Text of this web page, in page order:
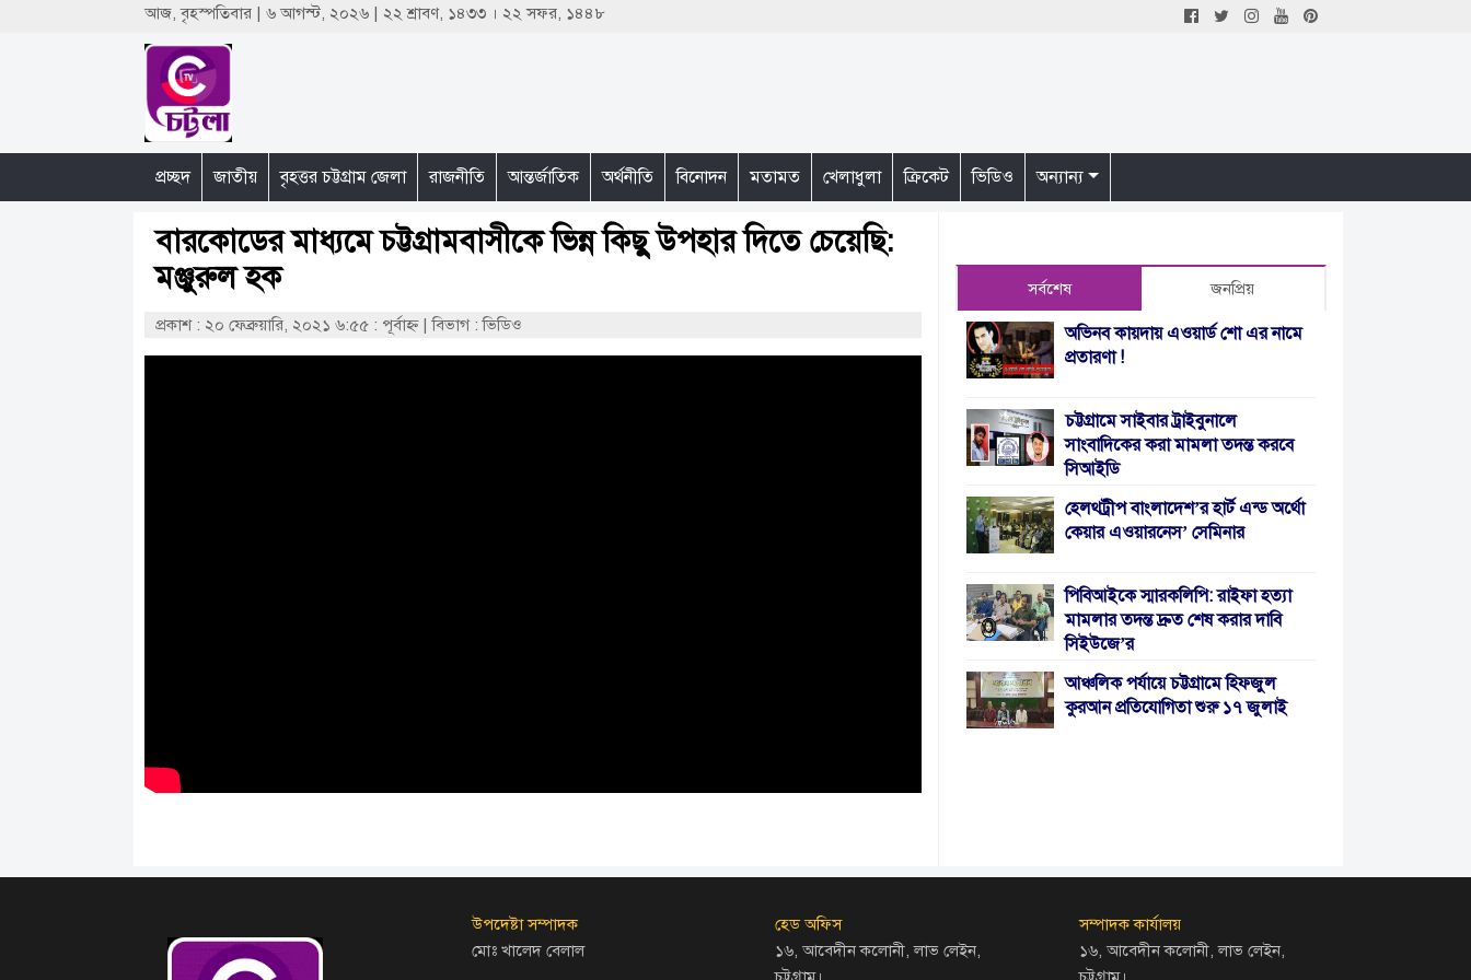
আজ, বৃহস্পতিবার | ৬ আগস্ট, ২০২৬ | ২২ শ্রাবণ, ১৪৩৩ । ২২ সফর, ১৪৪৮
প্রচ্ছদ জাতীয় বৃহত্তর চট্টগ্রাম জেলা রাজনীতি আন্তর্জাতিক অর্থনীতি বিনোদন মতামত খেলাধুলা ক্রিকেট ভিডিও অন্যান্য
বারকোডের মাধ্যমে চট্টগ্রামবাসীকে ভিন্ন কিছু উপহার দিতে চেয়েছি:
মঞ্জুরুল হক
প্রকাশ : ২০ ফেব্রুয়ারি, ২০২১ ৬:৫৫ : পূর্বাহ্ণ |বিভাগ : ভিডিও
সর্বশেষ জনপ্রিয়
অভিনব কায়দায় এওয়ার্ড শো এর নামে
প্রতারণা !
চট্টগ্রামে সাইবার ট্রাইবুনালে
সাংবাদিকের করা মামলা তদন্ত করবে
সিআইডি
হেলথট্রীপ বাংলাদেশ’র হার্ট এন্ড অর্থো
কেয়ার এওয়ারনেস’ সেমিনার
পিবিআইকে স্মারকলিপি: রাইফা হত্যা
মামলার তদন্ত দ্রুত শেষ করার দাবি
সিইউজে’র
আঞ্চলিক পর্যায়ে চট্টগ্রামে হিফজুল
কুরআন প্রতিযোগিতা শুরু ১৭ জুলাই
উপদেষ্টা সম্পাদক
মোঃ খালেদ বেলাল
হেড অফিস
১৬, আবেদীন কলোনী, লাভ লেইন,
সম্পাদক কার্যালয়
১৬, আবেদীন কলোনী, লাভ লেইন,